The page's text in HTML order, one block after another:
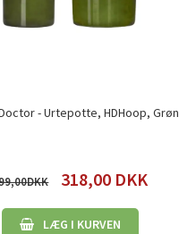
- Urtepotte, HDHoop, Grøn
318,00 DKK
LÆG I KURVEN